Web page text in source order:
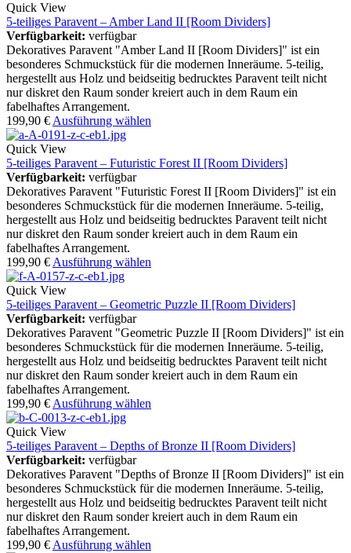
Quick View
5-teiliges Paravent – Amber Land II [Room Dividers]
Verfügbarkeit: verfügbar
Dekoratives Paravent "Amber Land II [Room Dividers]" ist ein
besonderes Schmuckstück für die modernen Inneräume. 5-teilig,
hergestellt aus Holz und beidseitig bedrucktes Paravent teilt nicht
nur diskret den Raum sonder kreiert auch in dem Raum ein
fabelhaftes Arrangement.
199,90 € Ausführung wählen
Quick View
5-teiliges Paravent – Futuristic Forest II [Room Dividers]
Verfügbarkeit: verfügbar
Dekoratives Paravent "Futuristic Forest II [Room Dividers]" ist ein
besonderes Schmuckstück für die modernen Inneräume. 5-teilig,
hergestellt aus Holz und beidseitig bedrucktes Paravent teilt nicht
nur diskret den Raum sonder kreiert auch in dem Raum ein
fabelhaftes Arrangement.
199,90 € Ausführung wählen
Quick View
5-teiliges Paravent – Geometric Puzzle II [Room Dividers]
Verfügbarkeit: verfügbar
Dekoratives Paravent "Geometric Puzzle II [Room Dividers]" ist ein
besonderes Schmuckstück für die modernen Inneräume. 5-teilig,
hergestellt aus Holz und beidseitig bedrucktes Paravent teilt nicht
nur diskret den Raum sonder kreiert auch in dem Raum ein
fabelhaftes Arrangement.
199,90 € Ausführung wählen
Quick View
5-teiliges Paravent – Depths of Bronze II [Room Dividers]
Verfügbarkeit: verfügbar
Dekoratives Paravent "Depths of Bronze II [Room Dividers]" ist ein
besonderes Schmuckstück für die modernen Inneräume. 5-teilig,
hergestellt aus Holz und beidseitig bedrucktes Paravent teilt nicht
nur diskret den Raum sonder kreiert auch in dem Raum ein
fabelhaftes Arrangement.
199,90 € Ausführung wählen